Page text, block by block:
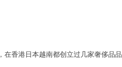
香港日本越南都创立过几家奢侈品品